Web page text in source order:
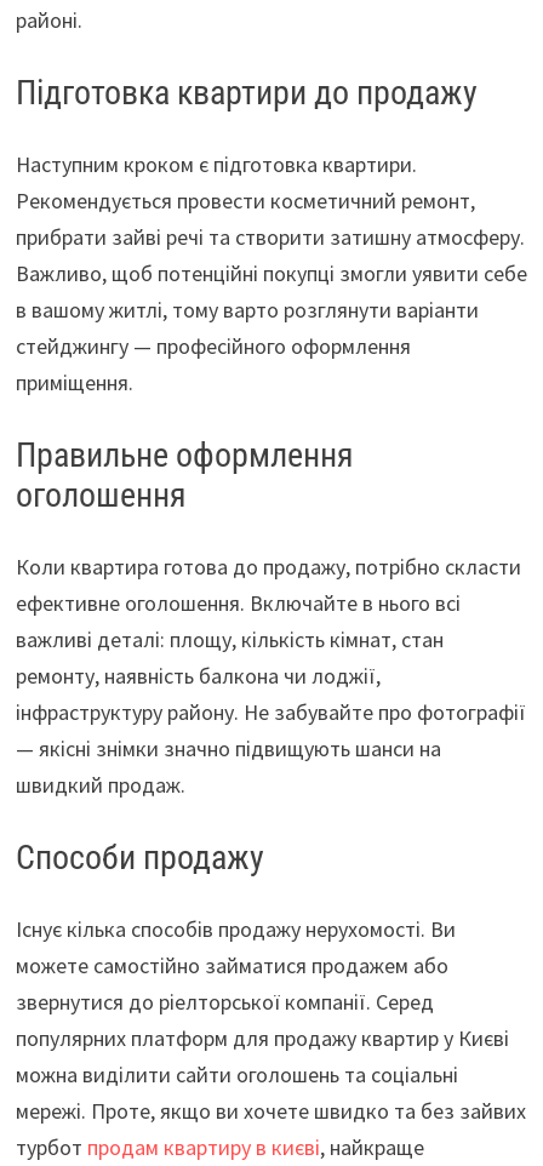
районі.
Підготовка квартири до продажу
Наступним кроком є підготовка квартири.
Рекомендується провести косметичний ремонт,
прибрати зайві речі та створити затишну атмосферу.
Важливо, щоб потенційні покупці змогли уявити себе
в вашому житлі, тому варто розглянути варіанти
стейджингу — професійного оформлення
приміщення.
Правильне оформлення
оголошення
Коли квартира готова до продажу, потрібно скласти
ефективне оголошення. Включайте в нього всі
важливі деталі: площу, кількість кімнат, стан
ремонту, наявність балкона чи лоджії,
інфраструктуру району. Не забувайте про фотографії
— якісні знімки значно підвищують шанси на
швидкий продаж.
Способи продажу
Існує кілька способів продажу нерухомості. Ви
можете самостійно займатися продажем або
звернутися до ріелторської компанії. Серед
популярних платформ для продажу квартир у Києві
можна виділити сайти оголошень та соціальні
мережі. Проте, якщо ви хочете швидко та без зайвих
турбот продам квартиру в києві, найкраще